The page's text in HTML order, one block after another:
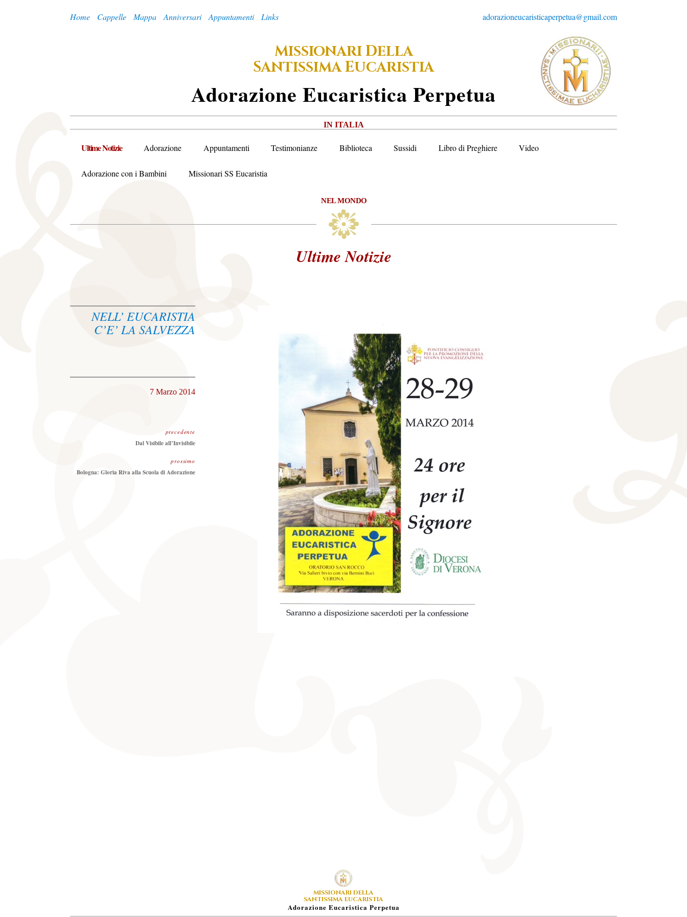
adorazioneucaristicaperpetua@gmail.com
Home Cappelle Mappa Anniversari Appuntamenti Links
MISSIONARIDELLA
SANTISSIMAEUCARISTIA
ADorazione EUcaristica PErpetua
IN ITALIA
Ultime Notizie Adorazione Appuntamenti Testimonianze Biblioteca Sussidi Libro di Preghiere Video
Adorazione con i Bambini Missionari SS Eucaristia
NEL MONDO
Ultime Notizie
NELL’ EUCARISTIA
C’E’ LA SALVEZZA
7 Marzo 2014
precedente
Dal Visibile all’Invisibile
prossimo
Prossimo
Bologna: Gloria Riva alla Scuola di Adorazione
MISSIONARI DELLA
SANTISSIMA EUCARISTIA
ADorazione EUcaristica PErpetua